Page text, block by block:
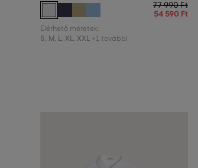
77 990 Ft
54 590 Ft
Elérhető méretek:
S, M, L, XL, XXL +1 további